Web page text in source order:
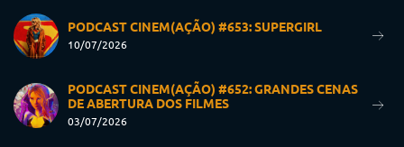
PODCAST CINEM(AÇÃO) #653: SUPERGIRL
10/07/2026
PODCAST CINEM(AÇÃO) #652: GRANDES CENAS
DE ABERTURA DOS FILMES
03/07/2026